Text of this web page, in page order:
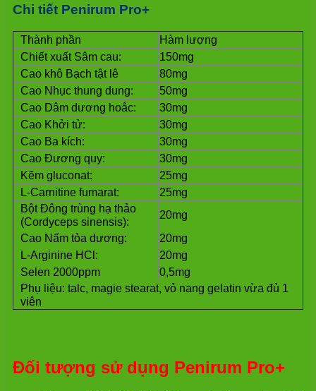
Chi tiết Penirum Pro+
Thành phần
Hàm lượng
Chiết xuất Sâm cau:
150mg
Cao khô Bạch tật lê
80mg
Cao Nhục thung dung:
50mg
Cao Dâm dương hoắc:
30mg
Cao Khởi tử:
30mg
Cao Ba kích:
30mg
Cao Đương quy:
30mg
Kẽm gluconat:
25mg
L-Carnitine fumarat:
25mg
Bột Đông trùng hạ thảo
(Cordyceps sinensis):
20mg
Cao Nấm tỏa dương:
20mg
L-Arginine HCl:
20mg
Selen 2000ppm
0,5mg
Phụ liệu: talc, magie stearat, vỏ nang gelatin vừa đủ 1
viên
Đối tượng sử dụng Penirum Pro+